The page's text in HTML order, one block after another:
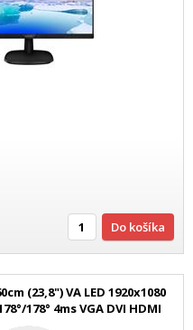
Do košíka
(23,8") VA LED 1920x1080
178° 4ms VGA DVI HDMI